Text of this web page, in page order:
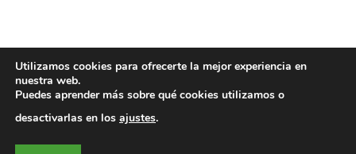
Utilizamos cookies para ofrecerte la mejor experiencia en
nuestra web.
Puedes aprender más sobre qué cookies utilizamos o
desactivarlas en los ajustes.